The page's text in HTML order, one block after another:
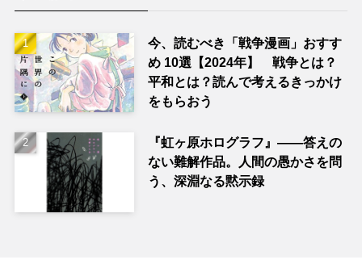
今、読むべき「戦争漫画」おすす
め 10選【2024年】 戦争とは？
平和とは？読んで考えるきっかけ
をもらおう
『虹ヶ原ホログラフ』——答えの
ない難解作品。人間の愚かさを問
う、深淵なる黙示録